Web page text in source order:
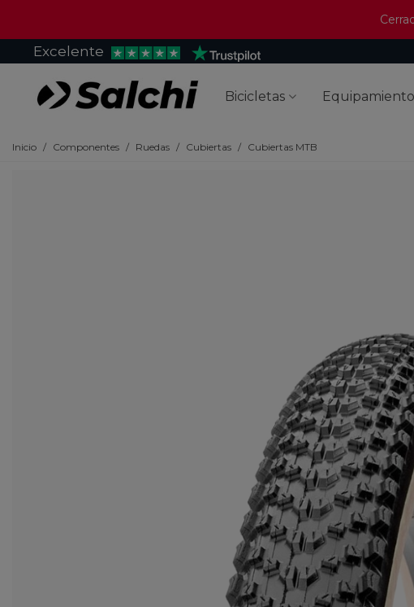
Excelente
Bicicletas Equipamiento
Inicio / Componentes / Ruedas / Cubiertas / Cubiertas MTB